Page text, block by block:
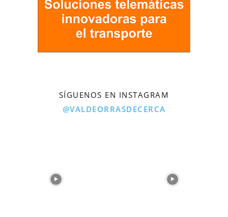
SÍGUENOS EN INSTAGRAM
@VALDEORRASDECERCA